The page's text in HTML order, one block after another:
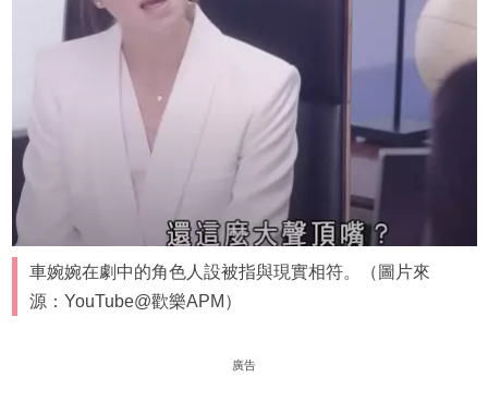
車婉婉在劇中的角色人設被指與現實相符。（圖片來
源：YouTube@歡樂APM）
廣告